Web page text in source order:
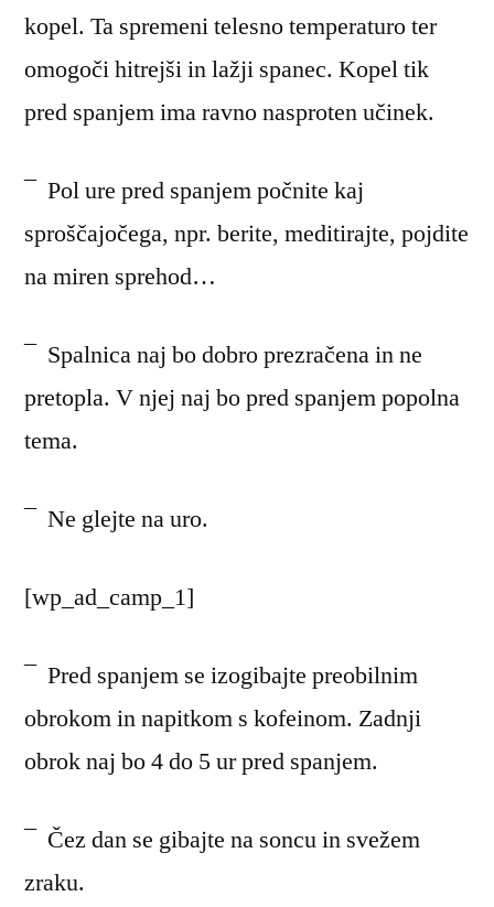
kopel. Ta spremeni telesno temperaturo ter
omogoči hitrejši in lažji spanec. Kopel tik
pred spanjem ima ravno nasproten učinek.
¯ Pol ure pred spanjem počnite kaj
sproščajočega, npr. berite, meditirajte, pojdite
na miren sprehod…
¯ Spalnica naj bo dobro prezračena in ne
pretopla. V njej naj bo pred spanjem popolna
tema.
¯ Ne glejte na uro.
[wp_ad_camp_1]
¯ Pred spanjem se izogibajte preobilnim
obrokom in napitkom s kofeinom. Zadnji
obrok naj bo 4 do 5 ur pred spanjem.
¯ Čez dan se gibajte na soncu in svežem
zraku.